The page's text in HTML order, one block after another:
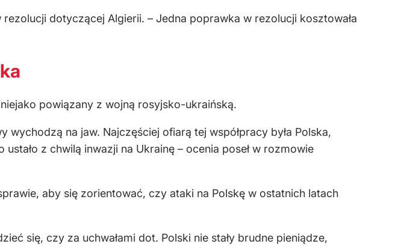
dotyczącej Algierii. – Jedna poprawka w rezolucji kosztowała
powiązany z wojną rosyjsko-ukraińską.
na jaw. Najczęściej ofiarą tej współpracy była Polska,
z chwilą inwazji na Ukrainę – ocenia poseł w rozmowie
aby się zorientować, czy ataki na Polskę w ostatnich latach
się, czy za uchwałami dot. Polski nie stały brudne pieniądze,